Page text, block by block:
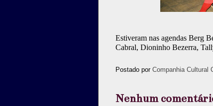
Estiveram nas agendas Berg
Cabral, Dioninho Bezerra,
Postado por Companhia Cultural
Nenhum